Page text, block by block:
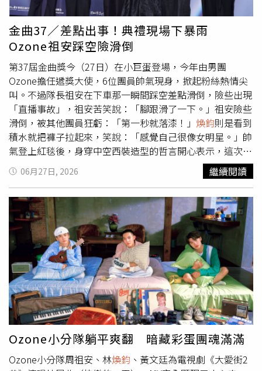
外。這是林 煥鈞
第一次挑戰演出醉漢，「原本想要演出喝醉
但想努力保持清醒的模樣，結果導演要求我整個大解放、演
出沒在管的那種大醉，我就整個身體放鬆地去做！」不過也
因此要讓身體保持在失控的邊緣，林
地方，要故意把所有動作都放大，才能達到導演的要求。」
導演在現場一度表示可以讓他喝醉來演出，他原本興致勃勃
打算真的放開來去喝醉來演，但在開瓶的同時，他決定不靠
外力，要靠自己的身體和表演能力來完成演出，笑說：「最
後沒有喝了！」◎喝酒勿開車！飲酒過量，有害健康，未滿
18歲請勿飲酒。林煥鈞大解放挑戰演出醉漢。（圖／索尼音
樂提供）
金曲37／差點出事！典禮現場下暴雨
Ozone祖安踩空險滑倒
第37屆金曲獎今（27日）在小巨蛋登場，今年由男團
Ozone擔任遞獎大使，6位團員帥氣現身，掀起粉絲熱情尖
叫。不過隊長祖安在下車那一瞬間踩空差點滑倒，險些出現
「直播事故」，祖安苦笑說：「腳跟滑了一下。」祖安險些
滑倒，被其他團員狂虧：「第一秒就落漆！」 煥鈞則是看到
積水就把褲子拉起來，笑說：「感覺自己很像女明星。」帥
氣登上紅毯後，身穿中空西裝造型的哲言開心表示，這次的
造型都有依照每位成員的個性量身打造，笑說自己的風格就
是「性感、大膽」。對於能夠擔任遞獎大使，Ozone表示：
「今年金曲獎首度有傳遞獎座的重責大任，非常榮幸成為第
一任的大使，我們秉持著『音樂人的榮耀、Ozone來守護』
的心情，和所有優秀的音樂人共度一個感動的夜晚，也祝福
每一位入圍者。」
06月27日, 2026 繼續閱讀
Ozone小分隊躺平爽翻 暗藏彩蛋團魂滿滿
Ozone小分隊周祖安、林煥鈞 、黃文廷為電視劇《大愛街2